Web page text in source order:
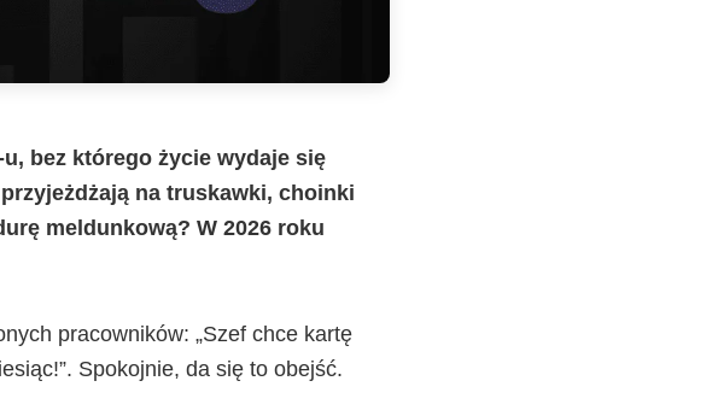
bez którego życie wydaje się
na truskawki, choinki
meldunkową? W 2026 roku
pracowników: „Szef chce kartę
Spokojnie, da się to obejść.